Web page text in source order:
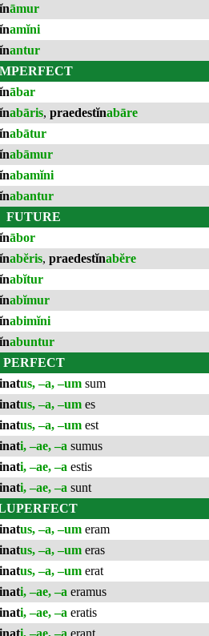
āmur
amĭni
antur
ābar
abāris, praedestĭnabāre
abātur
abāmur
abamĭni
abantur
FUTURE
ābor
abĕris, praedestĭnabĕre
abĭtur
abĭmur
abimĭni
abuntur
PERFECT
us, –a, –um sum
us, –a, –um es
us, –a, –um est
i, –ae, –a sumus
i, –ae, –a estis
i, –ae, –a sunt
us, –a, –um eram
us, –a, –um eras
us, –a, –um erat
i, –ae, –a eramus
i, –ae, –a eratis
i, –ae, –a erant